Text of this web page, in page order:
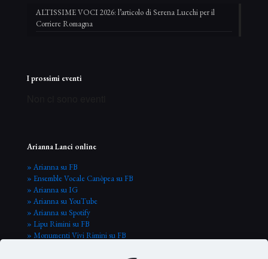
ALTISSIME VOCI 2026: l’articolo di Serena Lucchi per il
Corriere Romagna
I prossimi eventi
Arianna Lanci online
» Arianna su FB
» Ensemble Vocale Canòpea su FB
» Arianna su IG
» Arianna su YouTube
» Arianna su Spotify
» Lipu Rimini su FB
» Monumenti Vivi Rimini su FB